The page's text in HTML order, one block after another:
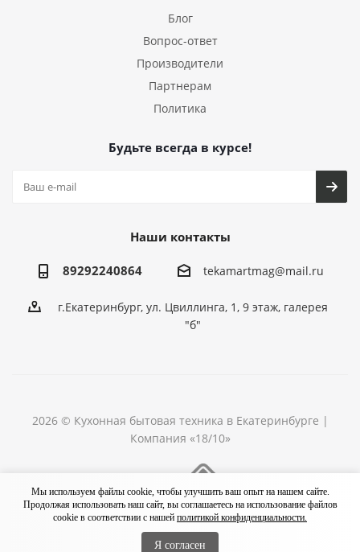
Блог
Вопрос-ответ
Производители
Партнерам
Политика
Будьте всегда в курсе!
Наши контакты
89292240864 tekamartmag@mail.ru
г.Екатеринбург, ул. Цвиллинга, 1, 9 этаж, галерея
"б"
2026 © Кухонная бытовая техника в Екатеринбурге |
Компания «18/10»
Мы используем файлы cookie, чтобы улучшить ваш опыт на нашем сайте.
Продолжая использовать наш сайт, вы соглашаетесь на использование файлов
cookie в соответствии с нашей политикой конфиденциальности.
Я согласен